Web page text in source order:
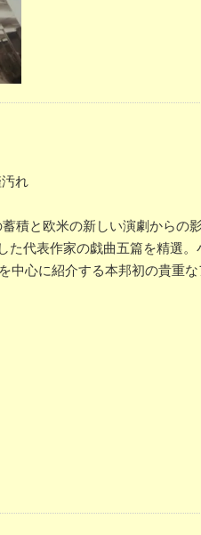
れ
積と欧米の新しい演劇からの
た代表作家の戯曲五篇を精選
心に紹介する本邦初の貴重な